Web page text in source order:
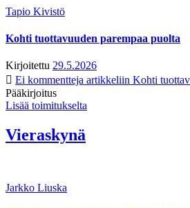
Tapio Kivistö
Kohti tuottavuuden parempaa puolta
Kirjoitettu 29.5.2026
Ei kommentteja artikkeliin Kohti
Pääkirjoitus
Lisää toimitukselta
Vieraskynä
Jarkko Liuska